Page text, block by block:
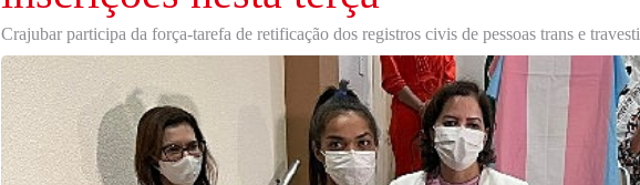
Crajubar participa da força-tarefa de retificação dos registros civis de pessoas trans e travesti